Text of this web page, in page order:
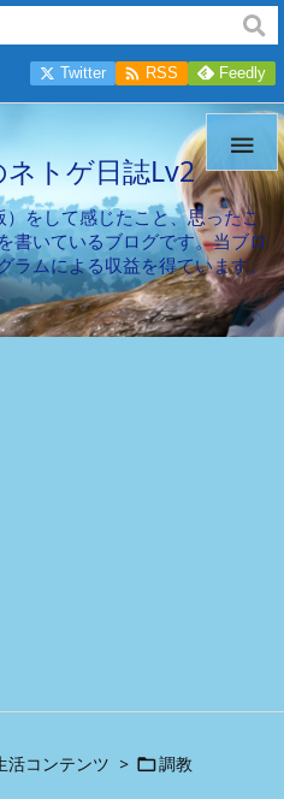
トゲ日誌Lv2
）をして感じたこと、思ったこ
書いているブログです。当ブロ
ラムによる収益を得ています。

Twitter  RSS Feedly
活コンテンツ > 調教